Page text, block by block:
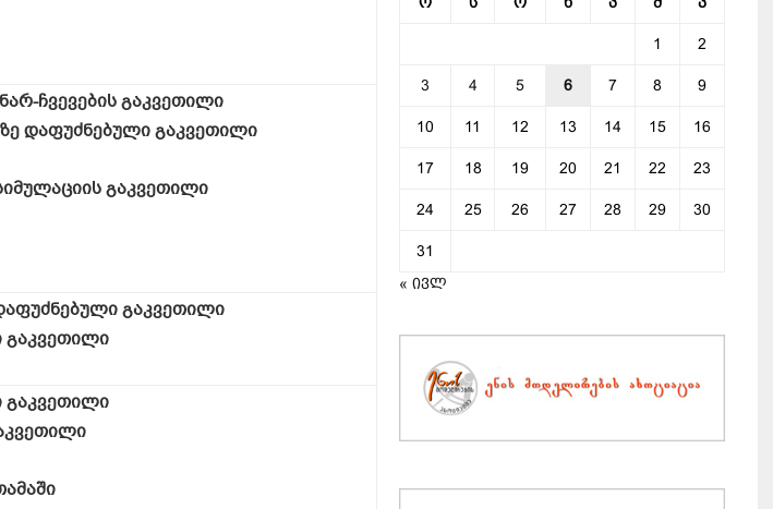
ჩვევების გაკვეთილი
დაფუძნებული გაკვეთილი
გაკვეთილი
გაკვეთილი
გაკვეთილი
1 2
3 4 5 6 7 8 9
10 11 12 13 14 15 16
17 18 19 20 21 22 23
24 25 26 27 28 29 30
31
« ივლ